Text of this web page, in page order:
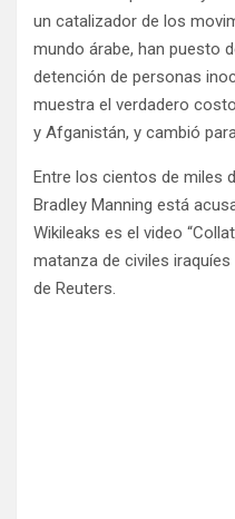
un catalizador de los
mundo árabe, han puesto
detención de personas
muestra el verdadero
y Afganistán, y cambió
Entre los cientos de miles
Bradley Manning está
Wikileaks es el video
matanza de civiles
de Reuters.